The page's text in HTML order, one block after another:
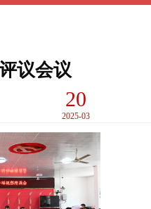
议会议
20
2025-03